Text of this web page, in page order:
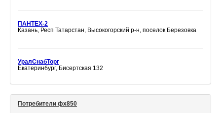
ПАНТЕХ-2
Казань, Респ Татарстан, Высокогорский р-н, поселок Березовка
УралСнабТорг
Екатеринбург, Бисертская 132
Потребители фх850